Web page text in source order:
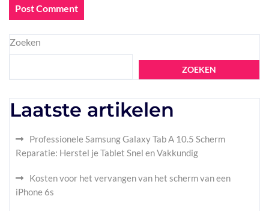
Zoeken
ZOEKEN
Laatste artikelen
Professionele Samsung Galaxy Tab A 10.5 Scherm
Reparatie: Herstel je Tablet Snel en Vakkundig
Kosten voor het vervangen van het scherm van een
iPhone 6s